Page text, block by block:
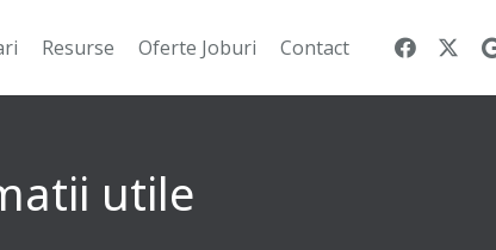
Resurse Oferte Joburi Contact
utile